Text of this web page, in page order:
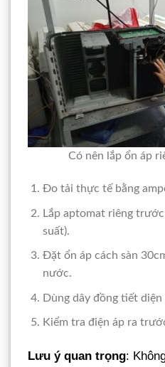
Có nên lắp ổn áp
Đo tải thực tế bằng
Lắp aptomat riêng
suất).
Đặt ổn áp cách sàn
nước.
Dùng dây đồng tiết
Kiểm tra điện áp ra
Lưu ý quan trọng: